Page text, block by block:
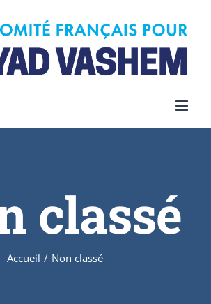
classé
Accueil / Non classé